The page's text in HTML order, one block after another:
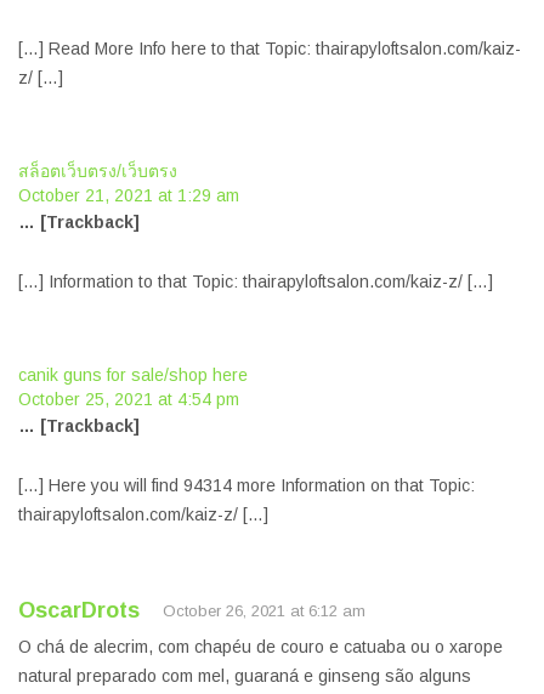
[…] Read More Info here to that Topic: thairapyloftsalon.com/kaiz-
z/ […]
สล็อตเว็บตรง/เว็บตรง
October 21, 2021 at 1:29 am
… [Trackback]
[…] Information to that Topic: thairapyloftsalon.com/kaiz-z/ […]
canik guns for sale/shop here
October 25, 2021 at 4:54 pm
… [Trackback]
[…] Here you will find 94314 more Information on that Topic:
thairapyloftsalon.com/kaiz-z/ […]
OscarDrots October 26, 2021 at 6:12 am
O chá de alecrim, com chapéu de couro e catuaba ou o xarope
natural preparado com mel, guaraná e ginseng são alguns